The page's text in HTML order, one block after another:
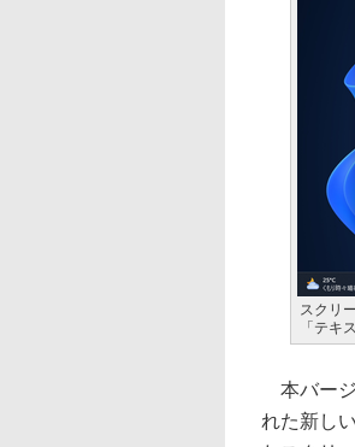
スクリ
「テキ
本バージ
れた新し